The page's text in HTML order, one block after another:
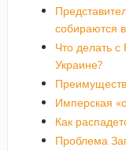
собираются
Что делать
Украине?
Имперская
Как
Проблема